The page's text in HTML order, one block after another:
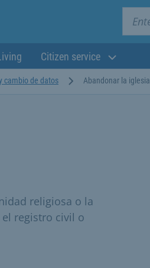
Citizen service
cambio de datos Abandonar la iglesia
religiosa o la
registro civil o